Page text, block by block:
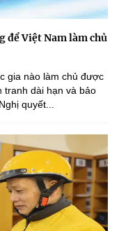
để Việt Nam làm chủ
gia nào làm chủ được
tranh dài hạn và bảo
quyết...